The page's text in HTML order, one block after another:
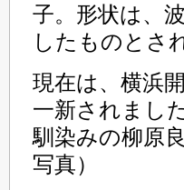
子。形状は、
したものとさ
現在は、横浜
一新されまし
馴染みの柳原
写真）